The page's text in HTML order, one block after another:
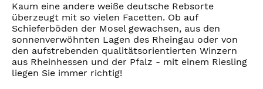
Kaum eine andere weiße deutsche Rebsorte
überzeugt mit so vielen Facetten. Ob auf
Schieferböden der Mosel gewachsen, aus den
sonnenverwöhnten Lagen des Rheingau oder von
den aufstrebenden qualitätsorientierten Winzern
aus Rheinhessen und der Pfalz - mit einem Riesling
liegen Sie immer richtig!